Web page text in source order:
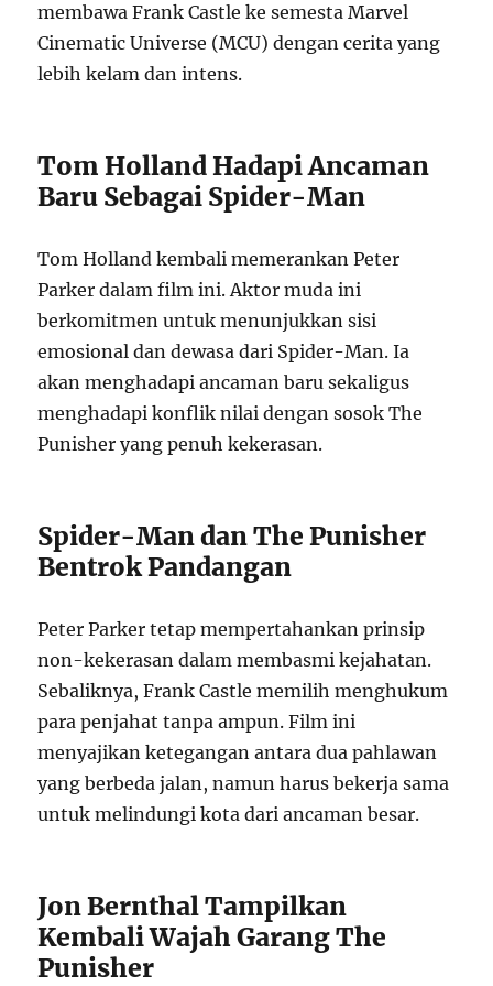
membawa Frank Castle ke semesta Marvel
Cinematic Universe (MCU) dengan cerita yang
lebih kelam dan intens.
Tom Holland Hadapi Ancaman
Baru Sebagai Spider-Man
Tom Holland kembali memerankan Peter
Parker dalam film ini. Aktor muda ini
berkomitmen untuk menunjukkan sisi
emosional dan dewasa dari Spider-Man. Ia
akan menghadapi ancaman baru sekaligus
menghadapi konflik nilai dengan sosok The
Punisher yang penuh kekerasan.
Spider-Man dan The Punisher
Bentrok Pandangan
Peter Parker tetap mempertahankan prinsip
non-kekerasan dalam membasmi kejahatan.
Sebaliknya, Frank Castle memilih menghukum
para penjahat tanpa ampun. Film ini
menyajikan ketegangan antara dua pahlawan
yang berbeda jalan, namun harus bekerja sama
untuk melindungi kota dari ancaman besar.
Jon Bernthal Tampilkan
Kembali Wajah Garang The
Punisher